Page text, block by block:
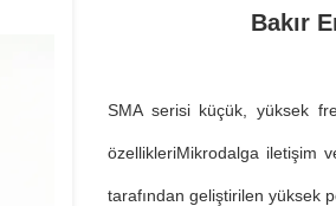
Bakır
SMA serisi küçük, yüksek
özellikleriMikrodalga iletişim
tarafından geliştirilen yüksek